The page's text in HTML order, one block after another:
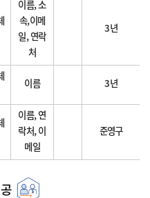
이름, 소
속,이메
일, 연락
처
3년
이름 3년
이름, 연
락처, 이
메일
준영구